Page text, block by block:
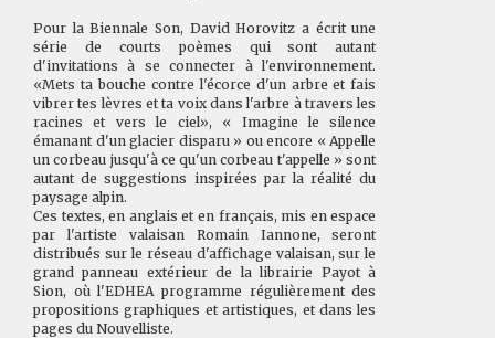
Pour la Biennale Son, David Horovitz a écrit une
série de courts poèmes qui sont autant
d'invitations à se connecter à l'environnement.
«Mets ta bouche contre l'écorce d'un arbre et fais
vibrer tes lèvres et ta voix dans l'arbre à travers les
racines et vers le ciel», « Imagine le silence
émanant d'un glacier disparu » ou encore « Appelle
un corbeau jusqu'à ce qu'un corbeau t'appelle » sont
autant de suggestions inspirées par la réalité du
paysage alpin.
Ces textes, en anglais et en français, mis en espace
par l'artiste valaisan Romain Iannone, seront
distribués sur le réseau d'affichage valaisan, sur le
grand panneau extérieur de la librairie Payot à
Sion, où l'EDHEA programme régulièrement des
propositions graphiques et artistiques, et dans les
pages du Nouvelliste.